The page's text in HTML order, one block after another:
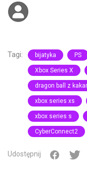
Tagi: bijatyka PS
Xbox Series X
dragon ball z
xbox series xs
xbox series s
CyberConnect2
Udostępnij